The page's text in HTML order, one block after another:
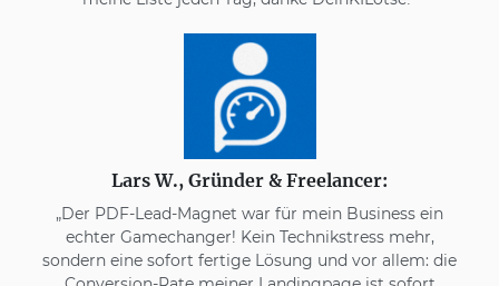
Lars W., Gründer & Freelancer:
„Der PDF-Lead-Magnet war für mein Business ein
echter Gamechanger! Kein Technikstress mehr,
sondern eine sofort fertige Lösung und vor allem: die